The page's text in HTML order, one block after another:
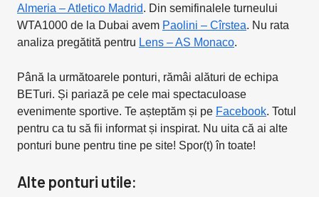
Almeria – Atletico Madrid. Din semifinalele turneului
WTA1000 de la Dubai avem Paolini – Cîrstea. Nu rata
analiza pregătită pentru Lens – AS Monaco.
Până la următoarele ponturi, rămâi alături de echipa
BETuri. Și pariază pe cele mai spectaculoase
evenimente sportive. Te așteptăm și pe Facebook. Totul
pentru ca tu să fii informat și inspirat. Nu uita că ai alte
ponturi bune pentru tine pe site! Spor(t) în toate!
Alte ponturi utile: